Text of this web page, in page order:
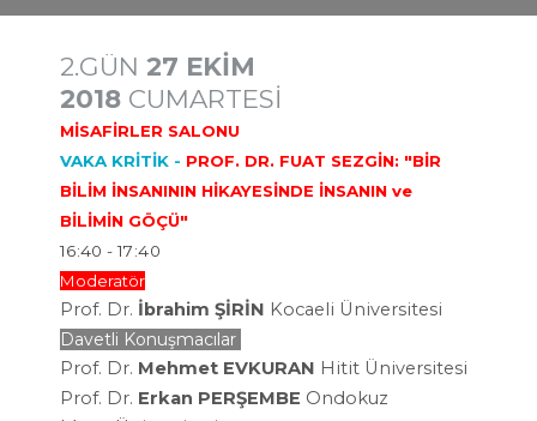
2.GÜN 27 EKİM
2018 CUMARTESİ
MİSAFİRLER SALONU
VAKA KRİTİK - PROF. DR. FUAT SEZGİN: "BİR
BİLİM İNSANININ HİKAYESİNDE İNSANIN ve
BİLİMİN GÖÇÜ"
16:40 - 17:40
Moderatör
Prof. Dr. İbrahim ŞİRİN Kocaeli Üniversitesi
Davetli Konuşmacılar
Prof. Dr. Mehmet EVKURAN Hitit Üniversitesi
Prof. Dr. Erkan PERŞEMBE Ondokuz